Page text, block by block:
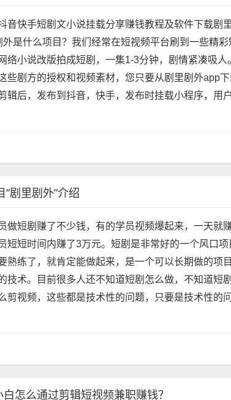
音快手短剧文小说挂载分享赚钱教程及软件下载剧
是什么项目？我们经常在短视频平台刷到一些精彩
络小说改版拍成短剧，一集1-3分钟，剧情紧凑吸人
些剧方的授权和视频素材，您只要从剧里剧外app
做短剧赚了不少钱，有的学员视频爆起来，一天就
短短时间内赚了3万元。短剧是非常好的一个风口项
熟练了，就肯定能做起来，是一个可以长期做的项目
技术。目前很多人还不知道短剧怎么做，不知道短